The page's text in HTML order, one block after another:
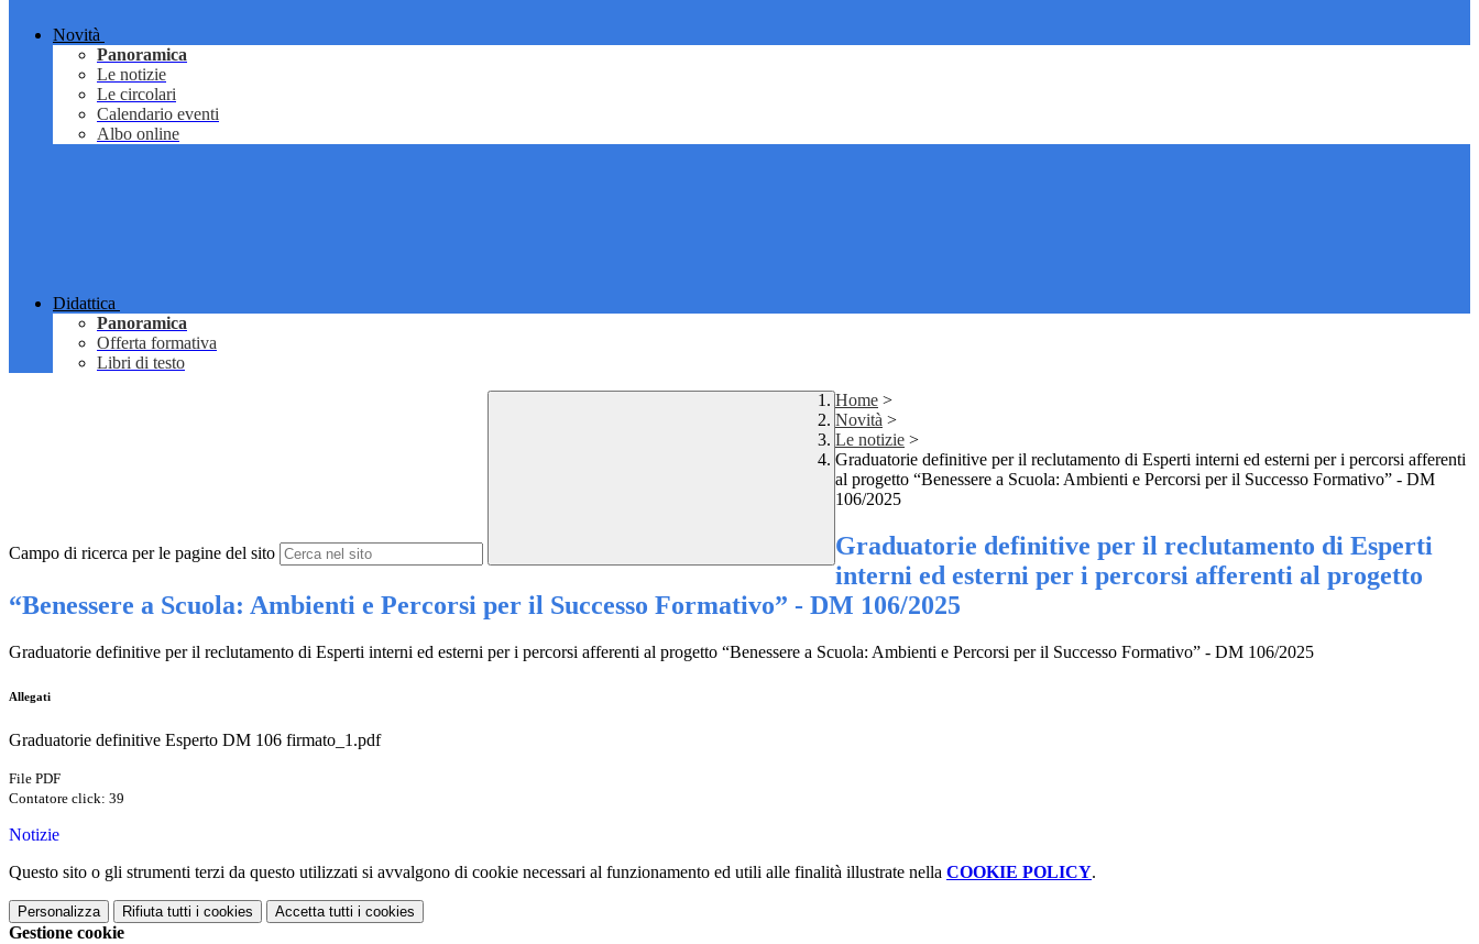
Novità
Panoramica
Le notizie
Le circolari
Calendario eventi
Albo online
Didattica
Panoramica
Offerta formativa
Libri di testo
Campo di ricerca per le pagine del sito
Home >
Novità >
Le notizie >
Graduatorie definitive per il reclutamento di Esperti interni ed esterni per i percorsi afferenti
al progetto “Benessere a Scuola: Ambienti e Percorsi per il Successo Formativo” - DM
106/2025
Graduatorie definitive per il reclutamento di Esperti
interni ed esterni per i percorsi afferenti al progetto
“Benessere a Scuola: Ambienti e Percorsi per il Successo Formativo” - DM 106/2025
Graduatorie definitive per il reclutamento di Esperti interni ed esterni per i percorsi afferenti al progetto “Benessere a Scuola: Ambienti e Percorsi per il Successo Formativo” - DM 106/2025
Allegati
Graduatorie definitive Esperto DM 106 firmato_1.pdf
File PDF
Contatore click: 39
Notizie
Questo sito o gli strumenti terzi da questo utilizzati si avvalgono di cookie necessari al funzionamento ed utili alle finalità illustrate nella COOKIE POLICY.
Personalizza Rifiuta tutti i cookies Accetta tutti i cookies
Gestione cookie